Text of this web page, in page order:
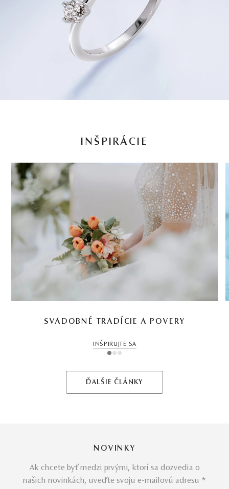
INŠPIRÁCIE
SVADOBNÉ TRADÍCIE A POVERY
INŠPIRUJTE SA
1 2 3
ĎALŠIE ČLÁNKY
NOVINKY
Ak chcete byť medzi prvými, ktorí sa dozvedia o
našich novinkách, uveďte svoju e-mailovú adresu *